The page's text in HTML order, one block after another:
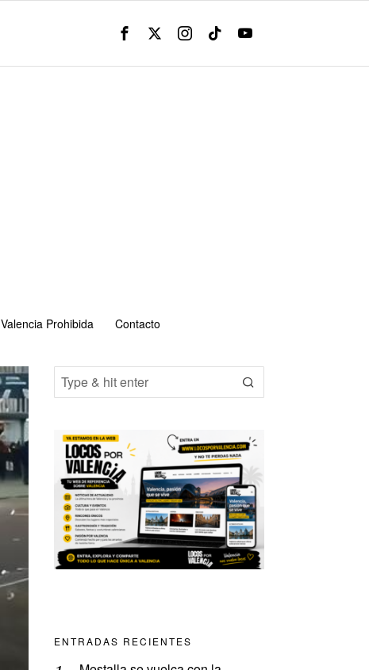
Valencia Prohibida Contacto
ENTRADAS RECIENTES